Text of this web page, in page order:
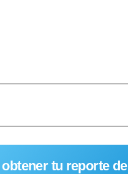
tu reporte de